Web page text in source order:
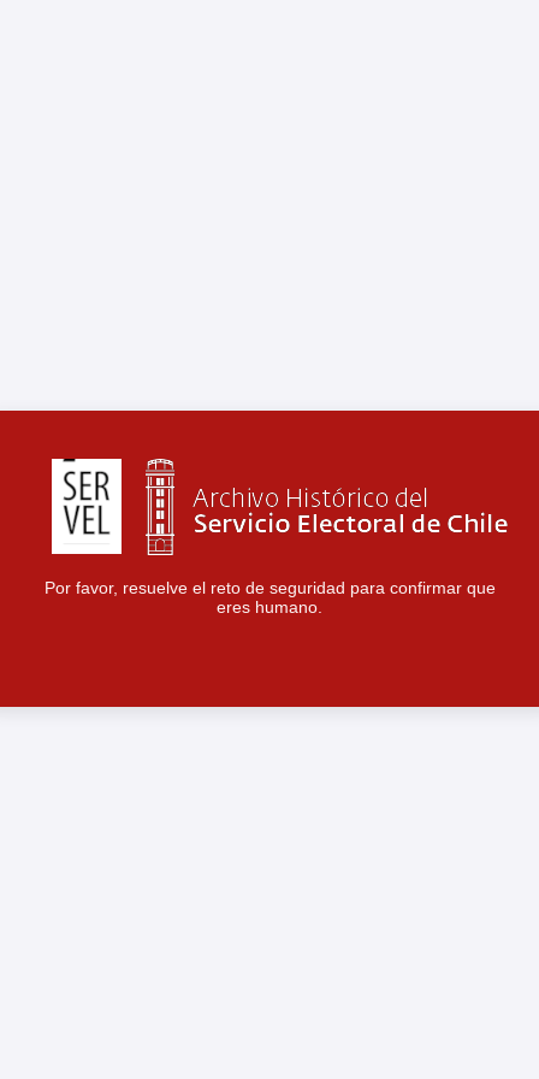
Por favor, resuelve el reto de seguridad para confirmar que
eres humano.